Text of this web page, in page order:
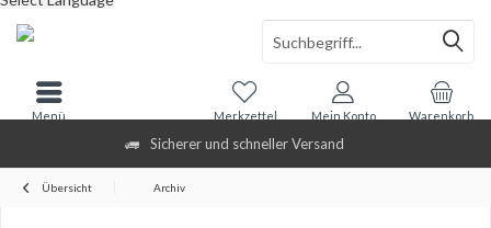
Sicherer und schneller Versand
Warenkorb
Merkzettel Mein Konto
Menü
Übersicht Archiv